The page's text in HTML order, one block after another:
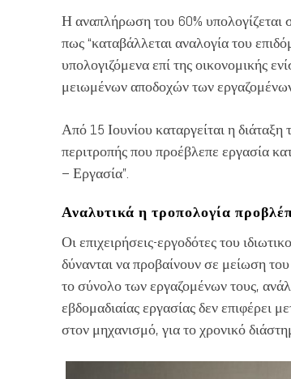
Η αναπλήρωση του 60% υπολογίζεται
πως “καταβάλλεται αναλογία του
υπολογιζόμενα επί της οικονομικής
μειωμένων αποδοχών των
Από 15 Ιουνίου καταργείται η
περιτροπής που προέβλεπε εργασία
– Εργασία”.
Αναλυτικά η τροπολογία
Οι επιχειρήσεις-εργοδότες του
δύνανται να προβαίνουν σε μείωση του
το σύνολο των εργαζομένων τους,
εβδομαδιαίας εργασίας δεν επιφέρει
στον μηχανισμό, για το χρονικό